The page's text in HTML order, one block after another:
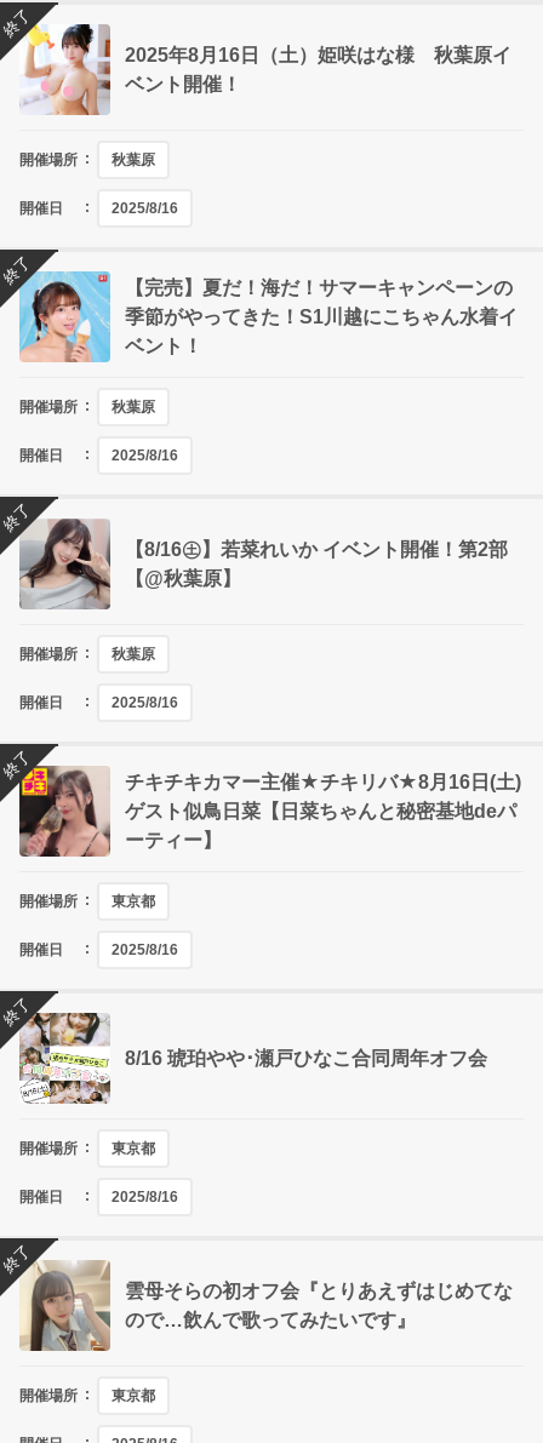
2025年8月16日（土）姫咲はな様 秋葉原イ
ベント開催！
開催場所 秋葉原
開催日 2025/8/16
終了
【完売】夏だ！海だ！サマーキャンペーンの
季節がやってきた！S1川越にこちゃん水着イ
ベント！
開催場所 秋葉原
開催日 2025/8/16
終了
【8/16㊏】若菜れいか イベント開催！第2部
【@秋葉原】
開催場所 秋葉原
開催日 2025/8/16
終了
チキチキカマー主催★チキリバ★8月16日(土)
ゲスト似鳥日菜【日菜ちゃんと秘密基地deパ
ーティー】
開催場所 東京都
開催日 2025/8/16
終了
8/16 琥珀やや･瀬戸ひなこ合同周年オフ会
開催場所 東京都
開催日 2025/8/16
終了
雲母そらの初オフ会『とりあえずはじめてな
ので…飲んで歌ってみたいです』
開催場所 東京都
終了